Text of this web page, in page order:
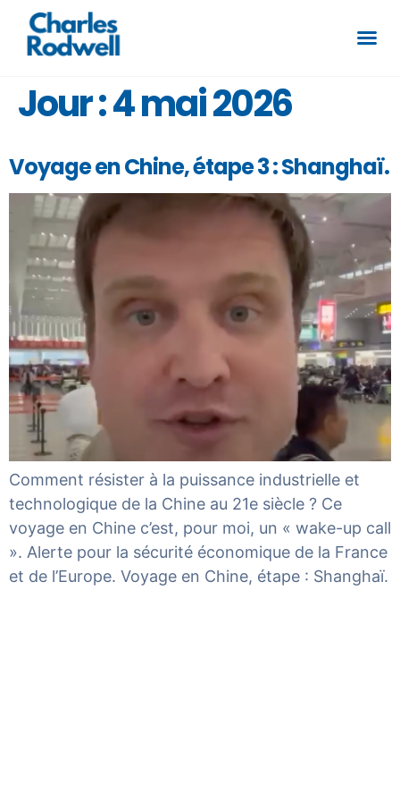
Jour :4 mai 2026
Voyage en Chine, étape 3 : Shanghaï.
Comment résister à la puissance industrielle et
technologique de la Chine au 21e siècle ? Ce
voyage en Chine c’est, pour moi, un « wake-up call
». Alerte pour la sécurité économique de la France
et de l’Europe. Voyage en Chine, étape : Shanghaï.